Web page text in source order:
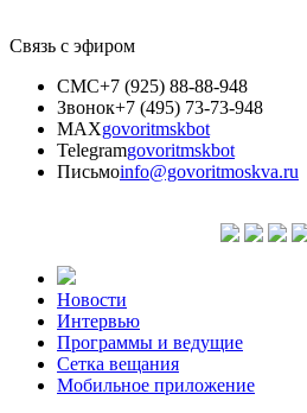
Связь с эфиром
СМС+7 (925) 88-88-948
Звонок+7 (495) 73-73-948
MAXgovoritmskbot
Telegramgovoritmskbot
Письмоinfo@govoritmoskva.ru
Новости
Интервью
Программы и ведущие
Сетка вещания
Мобильное приложение